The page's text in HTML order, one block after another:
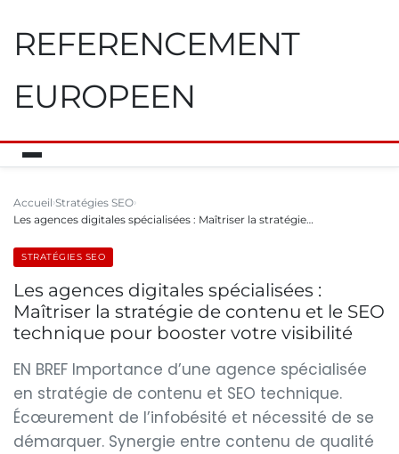
REFERENCEMENT
EUROPEEN
Accueil Stratégies SEO
Les agences digitales spécialisées : Maîtriser la stratégie…
STRATÉGIES SEO
Les agences digitales spécialisées :
Maîtriser la stratégie de contenu et le SEO
technique pour booster votre visibilité
EN BREF Importance d’une agence spécialisée
en stratégie de contenu et SEO technique.
Écœurement de l’infobésité et nécessité de se
démarquer. Synergie entre contenu de qualité